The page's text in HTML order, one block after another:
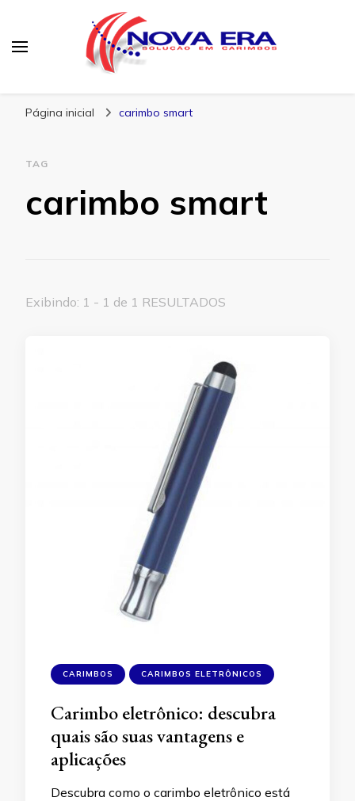
Página inicial carimbo smart
TAG
carimbo smart
Exibindo: 1 - 1 de 1 RESULTADOS
CARIMBOS CARIMBOS ELETRÔNICOS
Carimbo eletrônico: descubra
quais são suas vantagens e
aplicações
Descubra como o carimbo eletrônico está